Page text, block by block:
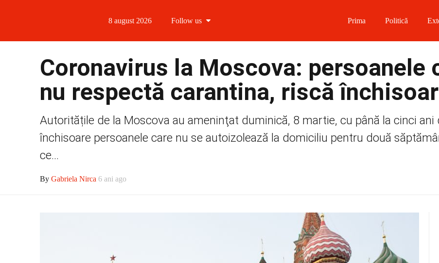
8 august 2026 Follow us
Follow us on Twitter
Follow us on Telegram
Prima Politică
Coronavirus la Moscova: persoanele
nu respectă carantina, riscă
Autoritățile de la Moscova au ameninţat duminică, 8 martie, cu până la cinci ani
închisoare persoanele care nu se autoizolează la domiciliu pentru două
ce...
By Gabriela Nirca 6 ani ago